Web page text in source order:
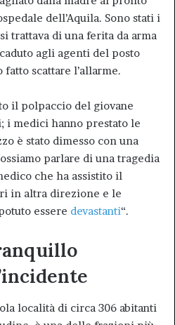
dell’Aquila. Sono stati i
trattava di una ferita da arma
agli agenti del posto
scattare l’allarme.
il polpaccio del giovane
i medici hanno prestato le
è stato dimesso con una
parlare di una tragedia
che ha assistito il
in altra direzione e le
essere devastanti“.
località di circa 306 abitanti